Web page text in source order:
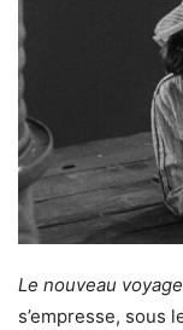
Le nouveau
s’empresse, sous